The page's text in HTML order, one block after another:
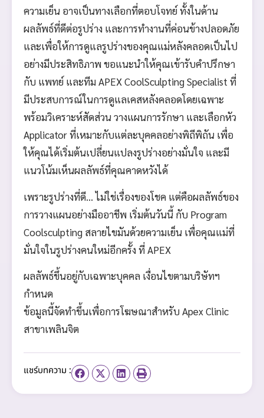
ความเย็น อาจเป็นทางเลือกที่ตอบโจทย์ ทั้งในด้าน
ผลลัพธ์ที่ดีต่อรูปร่าง และการทำงานที่ค่อนข้างปลอดภัย
และเพื่อให้การดูแลรูปร่างของคุณแม่หลังคลอดเป็นไป
อย่างมีประสิทธิภาพ ขอแนะนำให้คุณเข้ารับคำปรึกษา
กับ แพทย์ และทีม APEX CoolSculpting Specialist ที่
มีประสบการณ์ในการดูแลเคสหลังคลอดโดยเฉพาะ
พร้อมวิเคราะห์สัดส่วน วางแผนการรักษา และเลือกหัว
Applicator ที่เหมาะกับแต่ละบุคคลอย่างพิถีพิถัน เพื่อ
ให้คุณได้เริ่มต้นเปลี่ยนแปลงรูปร่างอย่างมั่นใจ และมี
แนวโน้มเห็นผลลัพธ์ที่คุณคาดหวังได้
เพราะรูปร่างที่ดี… ไม่ใช่เรื่องของโชค แต่คือผลลัพธ์ของ
การวางแผนอย่างมืออาชีพ เริ่มต้นวันนี้ กับ Program
Coolsculpting สลายไขมันด้วยความเย็น เพื่อคุณแม่ที่
มั่นใจในรูปร่างคนใหม่อีกครั้ง ที่ APEX
ผลลัพธ์ขึ้นอยู่กับเฉพาะบุคคล เงื่อนไขตามบริษัทฯ
กำหนด
ข้อมูลนี้จัดทำขึ้นเพื่อการโฆษณาสำหรับ Apex Clinic
สาขาเพลินจิต
แชร์บทความ :